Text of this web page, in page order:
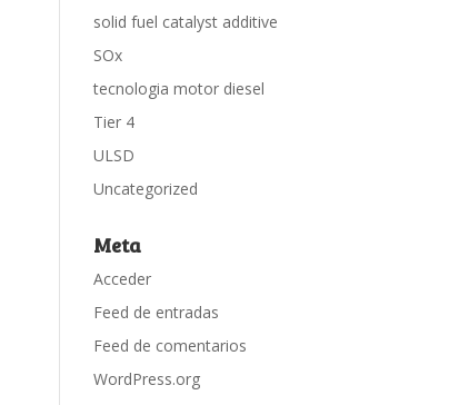
solid fuel catalyst additive
SOx
tecnologia motor diesel
Tier 4
ULSD
Uncategorized
Meta
Acceder
Feed de entradas
Feed de comentarios
WordPress.org